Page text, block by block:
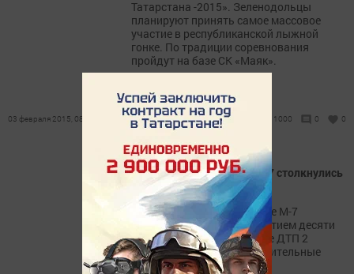
Татарстана -2015». Зеленодольцы
планируют принять самое массовое
участие в республиканской лыжной
гонке. По традиции соревнования
пройдут на базе СК «Маяк».
03 февраля 2015, 08:03 1000 0 0
В Татарстане на трассе М-7 столкнулись
десять автомобилей
2 февраля в 14.45 на трассе М-7
произошло два ДТП с участием десяти
автомобилей. В результате ДТП 2
человека получили незначительные
ушибы и травмы.